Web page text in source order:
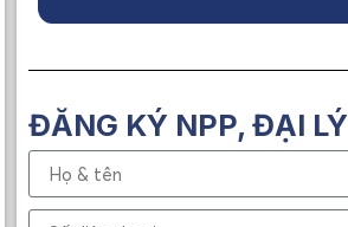
ĐĂNG KÝ NPP, ĐẠI LÝ